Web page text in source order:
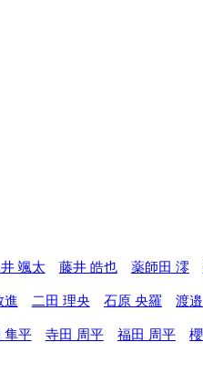
颯太 藤井 皓也 薬師田 澪
進 二田 理央 石原 央羅 渡
隼平 寺田 周平 福田 周平